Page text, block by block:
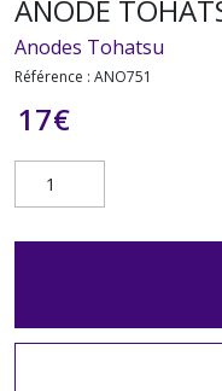
ANODE
Anodes Tohatsu
Référence : ANO751
17€